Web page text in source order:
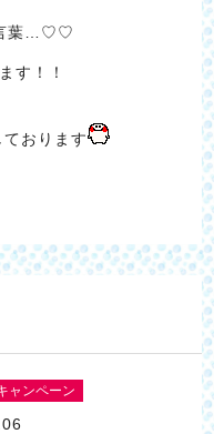
言葉…♡♡
す！！
おります
ャンペーン